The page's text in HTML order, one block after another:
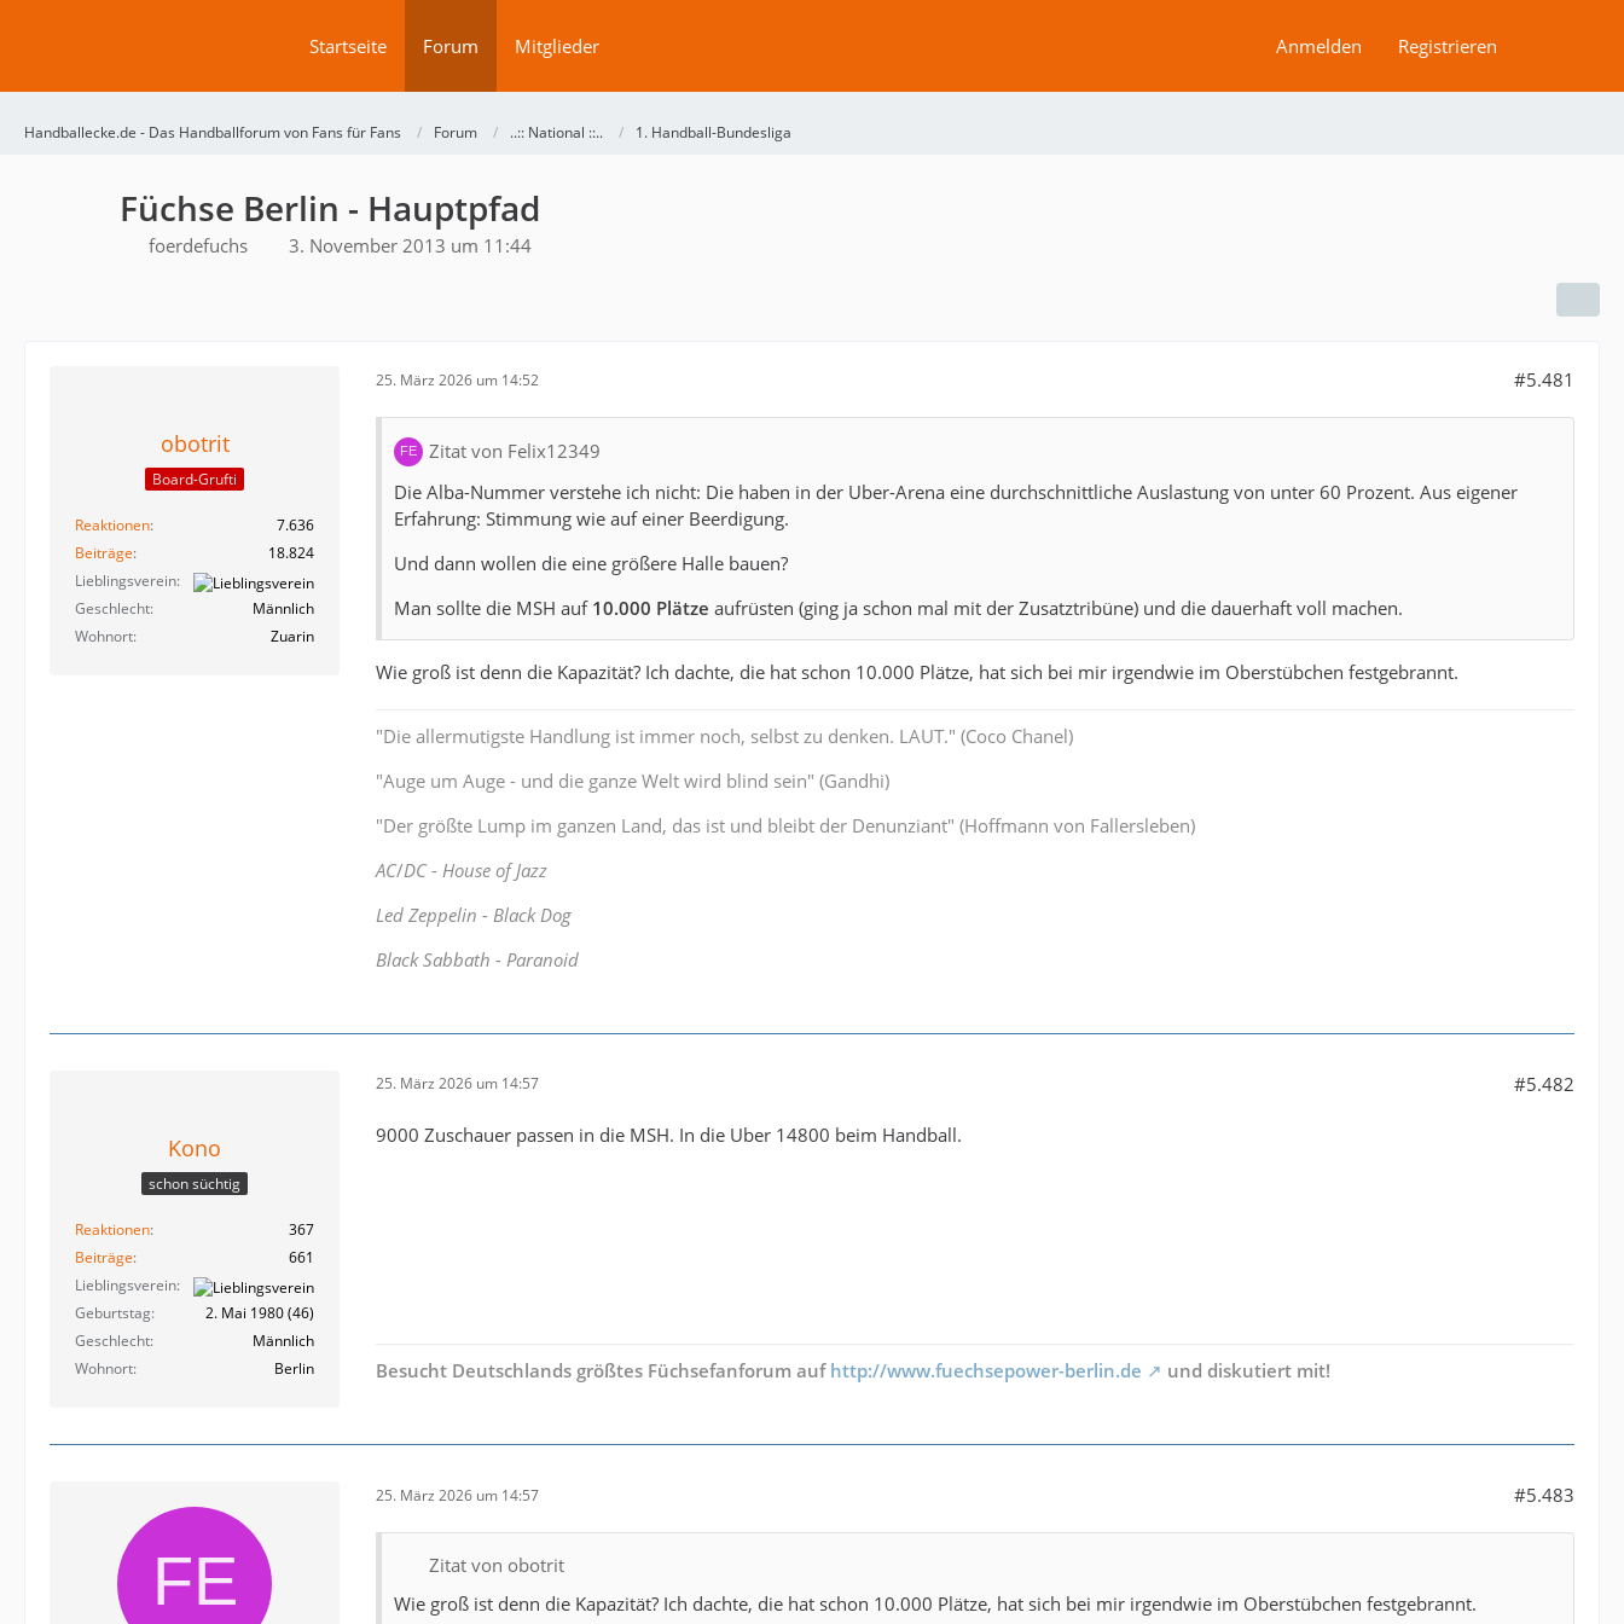
Startseite Forum Mitglieder Anmelden Registrieren
Handballecke.de - Das Handballforum von Fans für Fans Forum ..:: National ::.. 1. Handball-Bundesliga
Füchse Berlin - Hauptpfad
foerdefuchs 3. November 2013 um 11:44
obotrit
Board-Grufti
Reaktionen
7.636
Beiträge
18.824
Lieblingsverein
Geschlecht
Männlich
Wohnort
Zuarin
25. März 2026 um 14:52 #5.481
Zitat von Felix12349
Die Alba-Nummer verstehe ich nicht: Die haben in der Uber-Arena eine durchschnittliche Auslastung von unter 60 Prozent. Aus eigener
Erfahrung: Stimmung wie auf einer Beerdigung.
Und dann wollen die eine größere Halle bauen?
Man sollte die MSH auf 10.000 Plätze aufrüsten (ging ja schon mal mit der Zusatztribüne) und die dauerhaft voll machen.
Wie groß ist denn die Kapazität? Ich dachte, die hat schon 10.000 Plätze, hat sich bei mir irgendwie im Oberstübchen festgebrannt.
"Die allermutigste Handlung ist immer noch, selbst zu denken. LAUT." (Coco Chanel)
"Auge um Auge - und die ganze Welt wird blind sein" (Gandhi)
"Der größte Lump im ganzen Land, das ist und bleibt der Denunziant" (Hoffmann von Fallersleben)
AC/DC - House of Jazz
Led Zeppelin - Black Dog
Black Sabbath - Paranoid
Kono
schon süchtig
Reaktionen
367
Beiträge
661
Lieblingsverein
Geburtstag
2. Mai 1980 (46)
Geschlecht
Männlich
Wohnort
Berlin
25. März 2026 um 14:57 #5.482
9000 Zuschauer passen in die MSH. In die Uber 14800 beim Handball.
Besucht Deutschlands größtes Füchsefanforum auf http://www.fuechsepower-berlin.de und diskutiert mit!
25. März 2026 um 14:57 #5.483
Zitat von obotrit
Wie groß ist denn die Kapazität? Ich dachte, die hat schon 10.000 Plätze, hat sich bei mir irgendwie im Oberstübchen festgebrannt.